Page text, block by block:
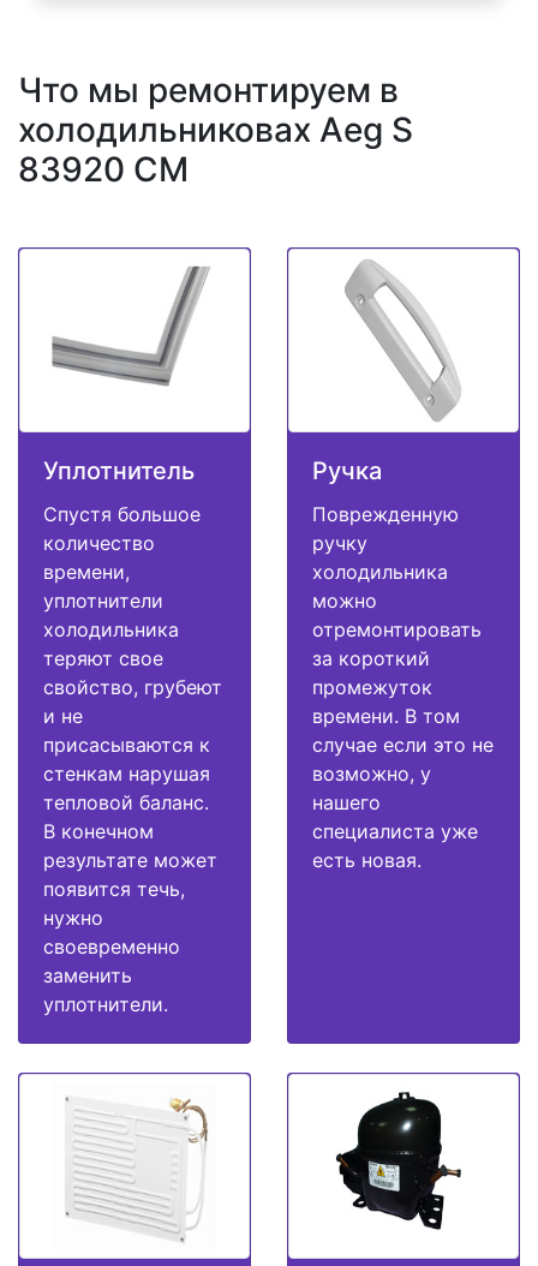
Что мы ремонтируем в
холодильниковах Aeg S
83920 CM
Уплотнитель
Спустя большое
количество
времени,
уплотнители
холодильника
теряют свое
свойство, грубеют
и не
присасываются к
стенкам нарушая
тепловой баланс.
В конечном
результате может
появится течь,
нужно
своевременно
заменить
уплотнители.
Ручка
Поврежденную
ручку
холодильника
можно
отремонтировать
за короткий
промежуток
времени. В том
случае если это не
возможно, у
нашего
специалиста уже
есть новая.